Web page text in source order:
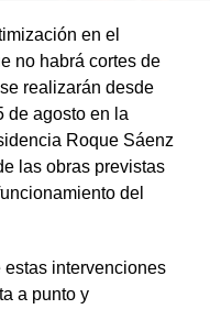
en el
no habrá cortes de
realizarán desde
de agosto en la
Roque Sáenz
las obras previstas
del
intervenciones
a punto y